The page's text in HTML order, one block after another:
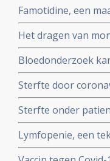
Famotidine, een
COVID-19, en
onder 1000
Het dragen van
besmet worden
Bloedonderzoek
volgen en
Sterfte door
met mensen
bewijs. Blijkt uit
Sterfte onder
beduidend hoger
met het
Lymfopenie, een
ernst van klachten